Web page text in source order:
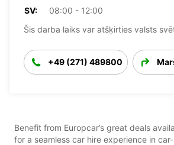
SV:
08:00 - 12:00
Šis darba laiks var atšķirties valsts
+49 (271) 489800
Benefit from Europcar’s great deals
for a seamless car hire experience in